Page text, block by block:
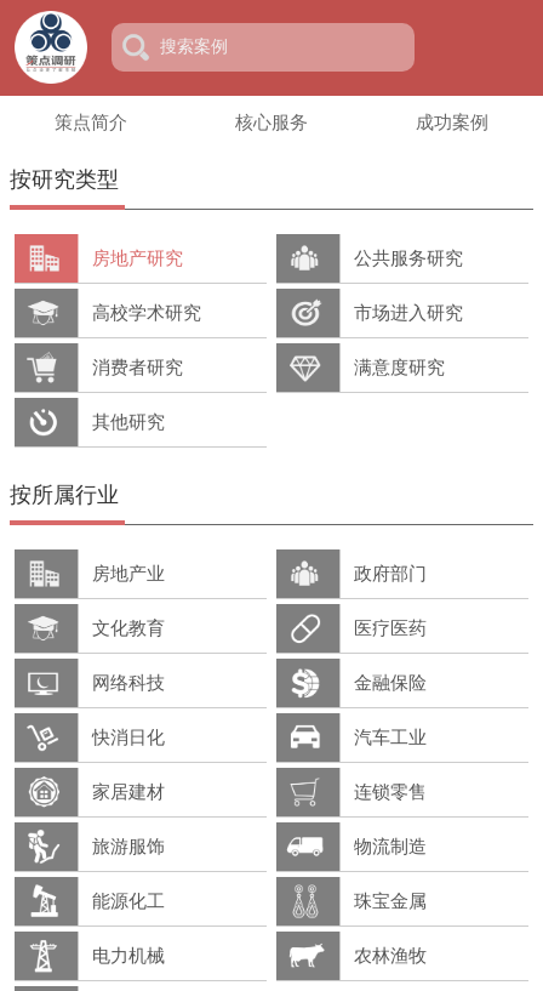
策点简介 核心服务 成功案例
按研究类型
房地产研究 公共服务研究
高校学术研究 市场进入研究
消费者研究 满意度研究
其他研究
按所属行业
房地产业 政府部门
文化教育 医疗医药
网络科技 金融保险
快消日化 汽车工业
家居建材 连锁零售
旅游服饰 物流制造
能源化工 珠宝金属
电力机械 农林渔牧